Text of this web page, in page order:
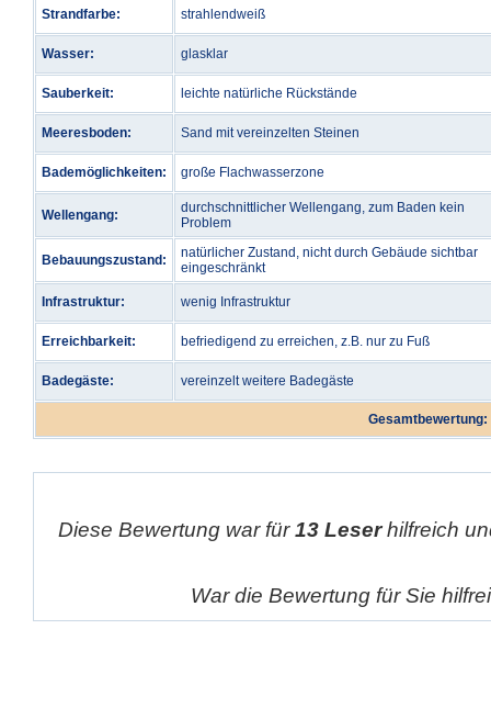
Strandfarbe: strahlendweiß
Wasser: glasklar
Sauberkeit: leichte natürliche Rückstände
Meeresboden: Sand mit vereinzelten Steinen
Bademöglichkeiten: große Flachwasserzone
Wellengang:
durchschnittlicher Wellengang, zum Baden kein
Problem
Bebauungszustand:
natürlicher Zustand, nicht durch Gebäude sichtbar
eingeschränkt
Infrastruktur: wenig Infrastruktur
Erreichbarkeit: befriedigend zu erreichen, z.B. nur zu Fuß
Badegäste: vereinzelt weitere Badegäste
Gesamtbewertung:
Diese Bewertung war für13 Leserhilfreich
War die Bewertung für Sie